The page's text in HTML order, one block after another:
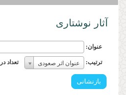
آثار نوشتاری
عنوان:
ترتیب: عنوان اثر صعودی
ترتیب:
تعداد